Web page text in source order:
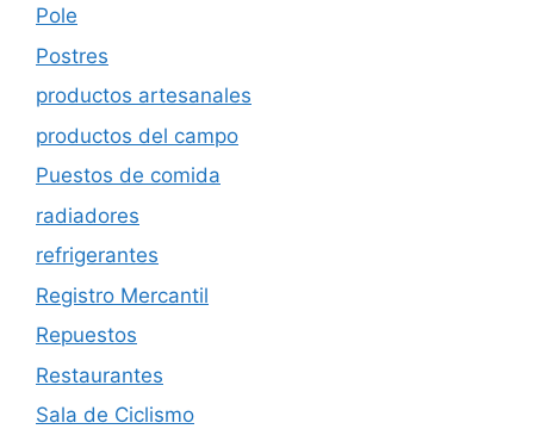
Pole
Postres
productos artesanales
productos del campo
Puestos de comida
radiadores
refrigerantes
Registro Mercantil
Repuestos
Restaurantes
Sala de Ciclismo